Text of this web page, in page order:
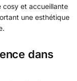
cosy et accueillante
une esthétique
dans